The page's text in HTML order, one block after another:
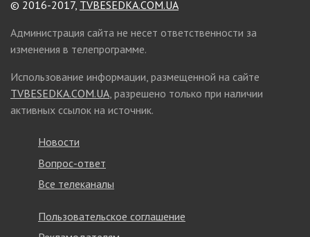
© 2016-2017, TVBESEDKA.COM.UA
Администрация сайта не несет ответственности за
изменения в телепрограмме.
Использование информации, размещенной на сайте
TVBESEDKA.COM.UA, разрешено только при наличии
активных ссылок на источник.
Новости
Вопрос-ответ
Все телеканалы
Пользовательское соглашение